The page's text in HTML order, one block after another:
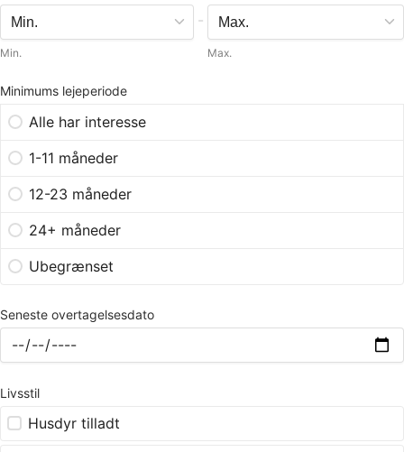
Min.
-
Max.
Minimums lejeperiode
Alle har interesse
1-11 måneder
12-23 måneder
24+ måneder
Ubegrænset
Seneste overtagelsesdato
Livsstil
Husdyr tilladt